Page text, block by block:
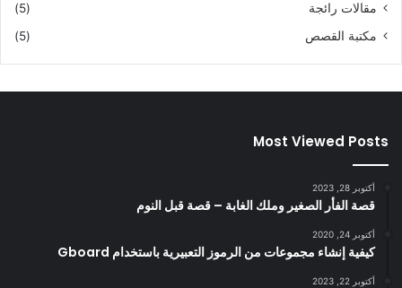
مقالات رائجة
(5)
مكتبة القصص
(5)
Most Viewed Posts
أكتوبر 28, 2023
قصة الفأر الصغير وملك الغابة – قصة قبل النوم
أكتوبر 24, 2020
كيفية إنشاء مجموعات من الرموز التعبيرية باستخدام Gboard
أكتوبر 22, 2023